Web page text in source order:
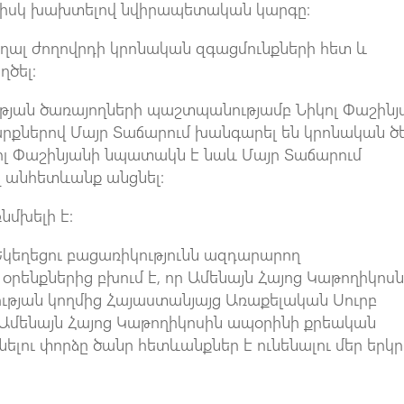
խախտելով նվիրապետական կարգը:
ժողովրդի կրոնական զգացմունքների հետ և
ծառայողների պաշտպանությամբ Նիկոլ
Մայր Տաճարում խանգարել են կրոնական
Փաշինյանի նպատակն է նաև Մայր Տաճարում
անհետևանք անցնել:
է:
բացառիկությունն ազդարարող
բխում է, որ Ամենայն Հայոց Կաթողիկոսն
կողմից Հայաստանյայց Առաքելական Սուրբ
Հայոց Կաթողիկոսին ապօրինի քրեական
փորձը ծանր հետևանքներ է ունենալու մեր